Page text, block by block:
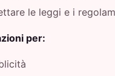
le leggi e i
per: